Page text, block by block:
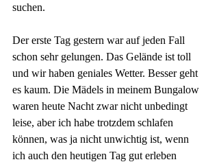
suchen.
Der erste Tag gestern war auf jeden Fall
schon sehr gelungen. Das Gelände ist toll
und wir haben geniales Wetter. Besser geht
es kaum. Die Mädels in meinem Bungalow
waren heute Nacht zwar nicht unbedingt
leise, aber ich habe trotzdem schlafen
können, was ja nicht unwichtig ist, wenn
ich auch den heutigen Tag gut erleben